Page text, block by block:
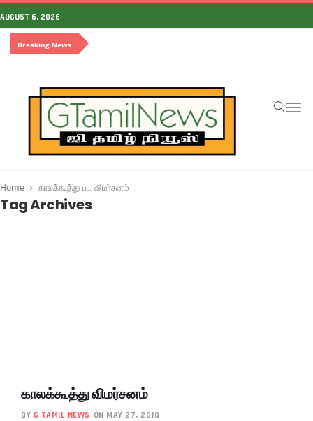
AUGUST 6, 2026
Breaking News
Home காலக்கூத்து பட விமர்சனம்
Tag Archives
காலக்கூத்து விமர்சனம்
BY G TAMIL NEWS ON MAY 27, 2018